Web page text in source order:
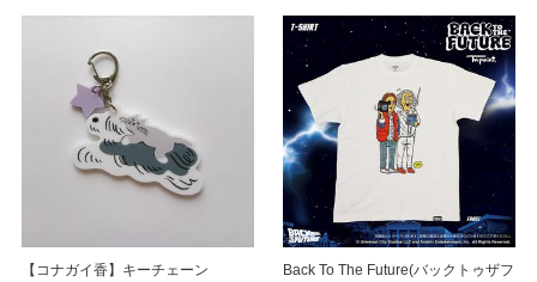
【コナガイ香】キーチェーン
Back To The Future(バックトゥザフ